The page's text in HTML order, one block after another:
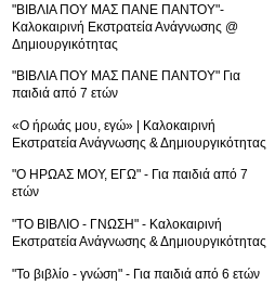
"ΒΙΒΛΙΑ ΠΟΥ ΜΑΣ ΠΑΝΕ ΠΑΝΤΟΥ"-
Καλοκαιρινή Εκστρατεία Ανάγνωσης @
Δημιουργικότητας
"ΒΙΒΛΙΑ ΠΟΥ ΜΑΣ ΠΑΝΕ ΠΑΝΤΟΥ" Για
παιδιά από 7 ετών
«Ο ήρωάς μου, εγώ» | Καλοκαιρινή
Εκστρατεία Ανάγνωσης & Δημιουργικότητας
"Ο ΗΡΩΑΣ ΜΟΥ, ΕΓΩ" - Για παιδιά από 7
ετών
"ΤΟ ΒΙΒΛΙΟ - ΓΝΩΣΗ" - Καλοκαιρινή
Εκστρατεία Ανάγνωσης & Δημιουργικότητας
"Το βιβλίο - γνώση" - Για παιδιά από 6 ετών